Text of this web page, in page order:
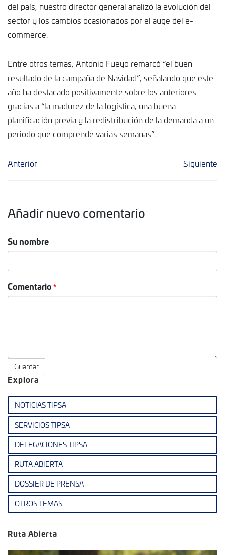
del país, nuestro director general analizó la evolución del
sector y los cambios ocasionados por el auge del e-
commerce.
Entre otros temas, Antonio Fueyo remarcó “el buen
resultado de la campaña de Navidad”, señalando que este
año ha destacado positivamente sobre los anteriores
gracias a “la madurez de la logística, una buena
planificación previa y la redistribución de la demanda a un
periodo que comprende varias semanas”.
Anterior Siguiente
Añadir nuevo comentario
Su nombre
Comentario
Guardar
Explora
NOTICIAS TIPSA
SERVICIOS TIPSA
DELEGACIONES TIPSA
RUTA ABIERTA
DOSSIER DE PRENSA
OTROS TEMAS
Ruta Abierta